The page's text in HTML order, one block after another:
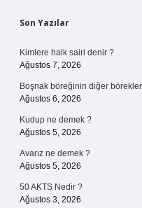
Sidebar
Son Yazılar
Kimlere halk sairi denir ?
Ağustos 7, 2026
Boşnak böreğinin diğer
Ağustos 6, 2026
Kudup ne demek ?
Ağustos 5, 2026
Avarız ne demek ?
Ağustos 5, 2026
50 AKTS Nedir ?
Ağustos 3, 2026